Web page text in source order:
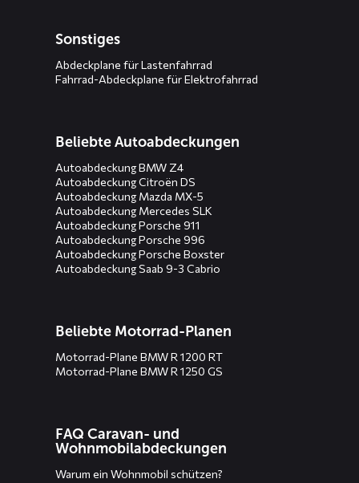
Sonstiges
Abdeckplane für Lastenfahrrad
Fahrrad-Abdeckplane für Elektrofahrrad
Beliebte Autoabdeckungen
Autoabdeckung BMW Z4
Autoabdeckung Citroën DS
Autoabdeckung Mazda MX-5
Autoabdeckung Mercedes SLK
Autoabdeckung Porsche 911
Autoabdeckung Porsche 996
Autoabdeckung Porsche Boxster
Autoabdeckung Saab 9-3 Cabrio
Beliebte Motorrad-Planen
Motorrad-Plane BMW R 1200 RT
Motorrad-Plane BMW R 1250 GS
FAQ Caravan- und
Wohnmobilabdeckungen
Warum ein Wohnmobil schützen?